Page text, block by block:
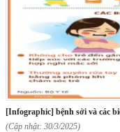
[infographic] bệnh sởi và các
(Cập nhật: 30/3/2025)